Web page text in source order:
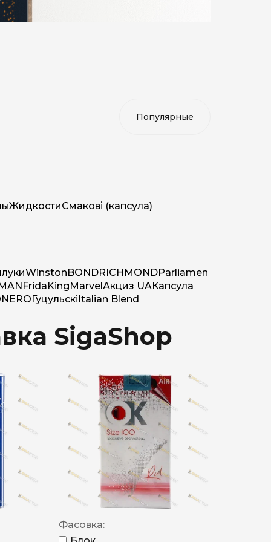
ЖидкостиСмакові (капсула)
WinstonBONDRICHMONDParliamen
FridaKingMarvelАкциз UAКапсула
NEROГуцульскіItalian Blend
SigaShop
Фасовка: